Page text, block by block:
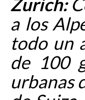
a los
todo un
de 100
urbanas